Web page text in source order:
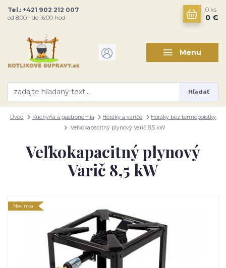
Menu
Hľadať
Tel.: +421 902 212 007
od 8:00 - do 16:00 hod
0 ks
0 €
Úvod Kuchyňa a gastronómia Horáky a variče
Horáky bez termopoistky
Veľkokapacitný plynový Varič 8,5 kW
Veľkokapacitný plynový
Varič 8,5 kW
Novinka